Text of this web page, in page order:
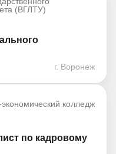
(ВГЛТУ)
г. Воронеж
колледж
по кадровому